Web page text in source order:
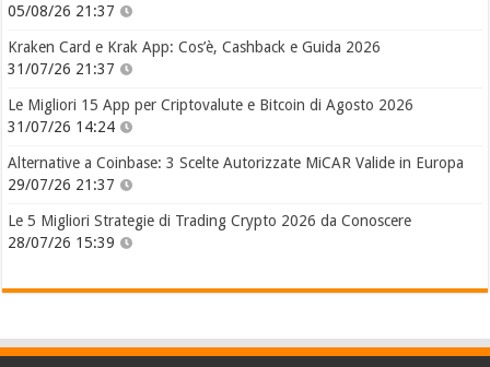
05/08/26 21:37
Kraken Card e Krak App: Cos’è, Cashback e Guida 2026
31/07/26 21:37
Le Migliori 15 App per Criptovalute e Bitcoin di Agosto 2026
31/07/26 14:24
Alternative a Coinbase: 3 Scelte Autorizzate MiCAR Valide in Europa
29/07/26 21:37
Le 5 Migliori Strategie di Trading Crypto 2026 da Conoscere
28/07/26 15:39